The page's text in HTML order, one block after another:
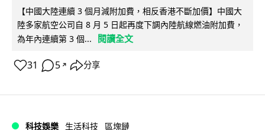
【中國大陸連續 3 個月減附加費，相反香港不斷加價】中國大
陸多家航空公司自 8 月 5 日起再度下調內陸航線燃油附加費，
為年內連續第 3 個...
閱讀全文
31 5 ↗ 分享
科技娛樂 生活科技 區塊鏈